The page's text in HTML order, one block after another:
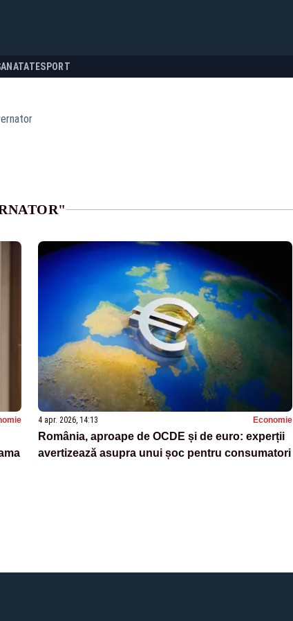
SPORT
4 apr. 2026, 14:13 Economie
România, aproape de OCDE și de euro: experții
avertizează asupra unui șoc pentru consumatori